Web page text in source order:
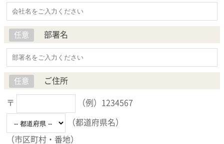
任意 部署名
任意 ご住所
〒 （例）1234567
（都道府県名）
（市区町村・番地）